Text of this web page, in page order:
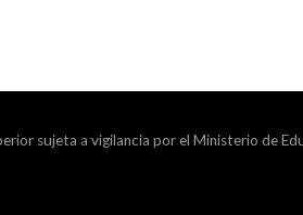
sujeta a vigilancia por el Ministerio de